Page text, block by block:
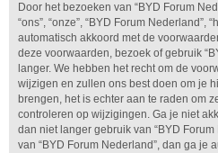
Door het bezoeken van “BYD Forum
“ons”, “onze”, “BYD Forum Nederland”,
automatisch akkoord met de
deze voorwaarden, bezoek of gebruik
langer. We hebben het recht om de
wijzigen en zullen ons best doen om je
brengen, het is echter aan te raden om
controleren op wijzigingen. Ga je niet
dan niet langer gebruik van “BYD
van “BYD Forum Nederland”, dan ga je